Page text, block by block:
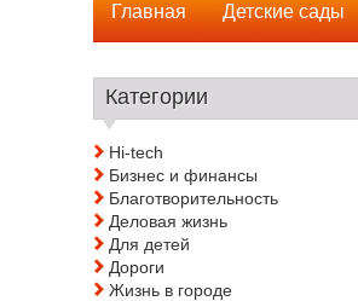
Категории
Hi-tech
Бизнес и финансы
Благотворительность
Деловая жизнь
Для детей
Дороги
Жизнь в городе
Главная Детские сады